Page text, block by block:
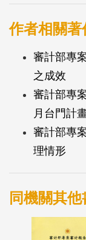
作者相關著
審計部專
之成效
審計部專
月台門計
審計部專
理情形
同機關其他